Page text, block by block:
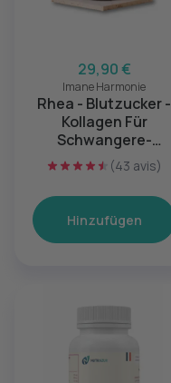
29,90 €
Imane Harmonie
Rhea - Blutzucker -
Kollagen Für
Schwangere-
Probiotikum
Fruchtbarkeit &
Vaginale Gesundheit
(43 avis)
Hinzufügen